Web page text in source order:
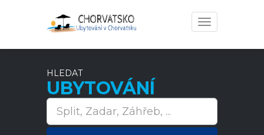
Toggle
navigation
HLEDAT
UBYTOVÁNÍ